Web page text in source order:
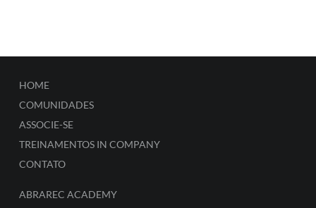
HOME
COMUNIDADES
ASSOCIE-SE
TREINAMENTOS IN COMPANY
CONTATO
ABRAREC ACADEMY